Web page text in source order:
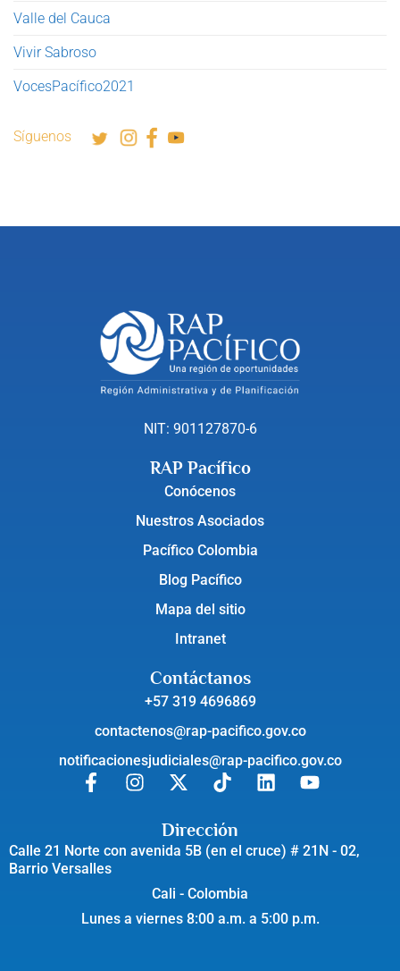
Valle del Cauca
Vivir Sabroso
VocesPacífico2021
Síguenos
NIT: 901127870-6
RAP Pacífico
Conócenos
Nuestros Asociados
Pacífico Colombia
Blog Pacífico
Mapa del sitio
Intranet
Contáctanos
+57 319 4696869
contactenos@rap-pacifico.gov.co
notificacionesjudiciales@rap-pacifico.gov.co
Dirección
Calle 21 Norte con avenida 5B (en el cruce) # 21N - 02,
Barrio Versalles
Cali - Colombia
Lunes a viernes 8:00 a.m. a 5:00 p.m.